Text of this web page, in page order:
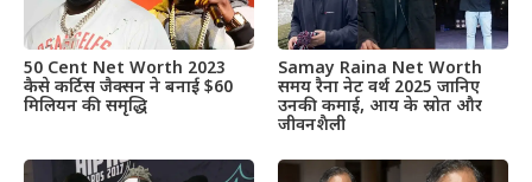
50 Cent Net Worth 2023
कैसे कर्टिस जैक्सन ने बनाई $60
मिलियन की समृद्धि
Samay Raina Net Worth
समय रैना नेट वर्थ 2025 जानिए
उनकी कमाई, आय के स्रोत और
जीवनशैली